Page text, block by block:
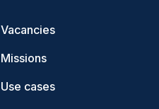
Vacancies
Missions
Use cases